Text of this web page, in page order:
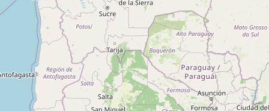
Loteamento Capital Ville, Jundiaí, São Paulo, Brasil